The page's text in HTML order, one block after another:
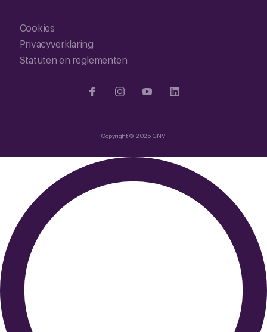
Cookies
Privacyverklaring
Statuten en reglementen
Copyright © 2025 CNV